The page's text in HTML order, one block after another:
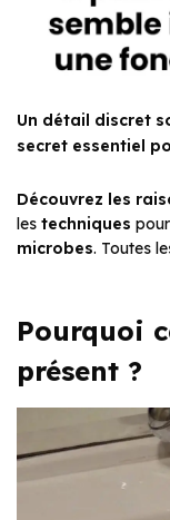
Un détail discret
secret essentiel
Découvrez les
les techniques
microbes. Toutes
Pourquoi
présent ?